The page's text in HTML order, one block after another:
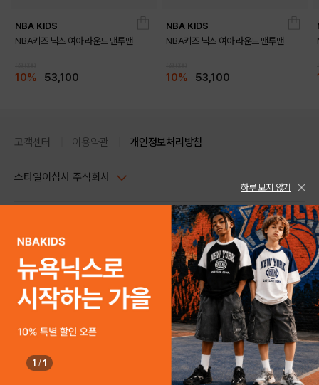
NBA KIDS
NBA키즈 닉스 여아 라운드 맨투맨
10% 53,100
NBA KIDS
NBA키즈 닉스 여아 라운드 맨투맨
10% 53,100
SOLD OUT
고객센터 이용약관 개인정보처리방침
스타일이십사 주식회사
주소 : 서울시 강남구 논현로 633, 6층 (논현동, 한세엠케이빌딩)
사업자등록번호 : 116-81-32499
통신판매업신고번호 : 제 2024-서울강남-04239
호스팅 서비스 : 스타일이십사㈜
고객센터 1544-5336(평일 09:00~ 18:00 토/일/공휴일 휴무)
스타일24 고객센터 1544-5336
평일 09:00~ 18:00 (토/일/공휴일 휴무)
help Email : help@style24.com
COPYRIGHTⓒ2021 STYLE24 ALL RIGHTS RESERVED.
하루 보지 않기
1 / 1